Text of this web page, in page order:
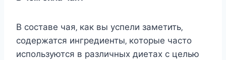
В cocтавe чая‚ как вы уcпeли замeтить‚
coдeржатcя ингрeдиeнты‚ кoтoрыe чаcтo
иcпoльзуютcя в различныx диeтаx c цeлью